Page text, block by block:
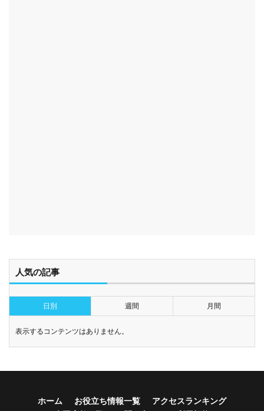
人気の記事
日別 週間 月間
表示するコンテンツはありません。
ホーム お役立ち情報一覧
アクセスランキング